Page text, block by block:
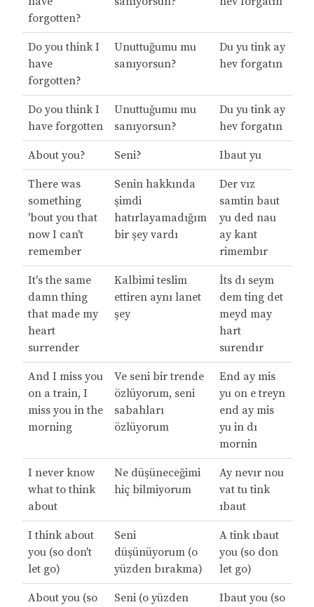
forgotten?
Do you think I
have
forgotten?
Unuttuğumu mu
sanıyorsun?
Du yu tink ay
hev forgatın
Do you think I
have forgotten
Unuttuğumu mu
sanıyorsun?
Du yu tink ay
hev forgatın
About you? Seni? Ibaut yu
There was
something
'bout you that
now I can't
remember
Senin hakkında
şimdi
hatırlayamadığım
bir şey vardı
Der vız
samtin baut
yu ded nau
ay kant
rimembır
It's the same
damn thing
that made my
heart
surrender
Kalbimi teslim
ettiren aynı lanet
şey
İts dı seym
dem ting det
meyd may
hart
surendır
And I miss you
on a train, I
miss you in the
morning
Ve seni bir trende
özlüyorum, seni
sabahları
özlüyorum
End ay mis
yu on e treyn
end ay mis
yu in dı
mornin
I never know
what to think
about
Ne düşüneceğimi
hiç bilmiyorum
Ay nevır nou
vat tu tink
ıbaut
I think about
you (so don't
let go)
Seni
düşünüyorum (o
yüzden bırakma)
A tink ıbaut
you (so don
let go)
About you (so
Seni (o yüzden
Ibaut you (so